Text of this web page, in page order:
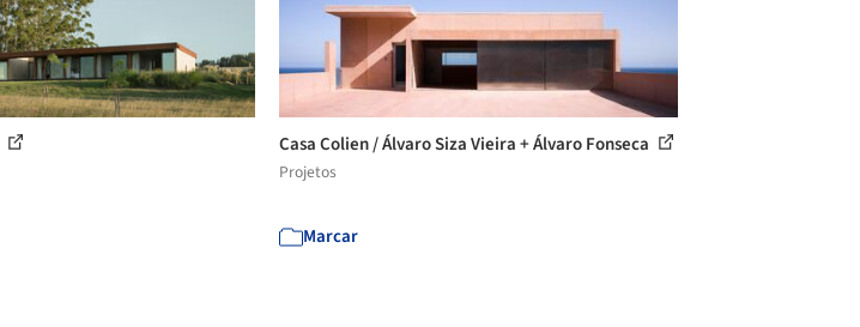
Casa Colien / Álvaro Siza Vieira + Álvaro Fonseca
Projetos
Marcar